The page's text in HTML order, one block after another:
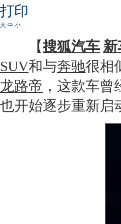
打印
大 中 小
【搜狐汽车 新
SUV和与奔驰很相
龙路帝 ，这款车
也开始逐步重新启